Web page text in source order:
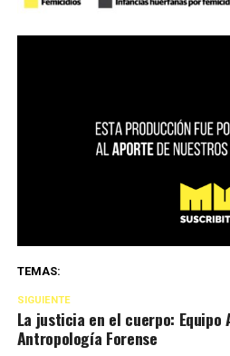
TEMAS:
SIGUIENTE
La justicia en el cuerpo: Equipo
Antropología Forense